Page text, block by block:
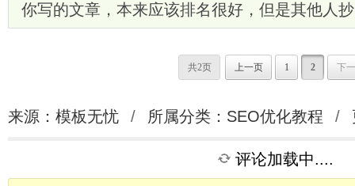
你写的文章，本来应该排名很好，但是其他人抄
共2页 上一页 1 2 下
来源：模板无忧 / 所属分类： SEO优化教程 /
评论加载中....